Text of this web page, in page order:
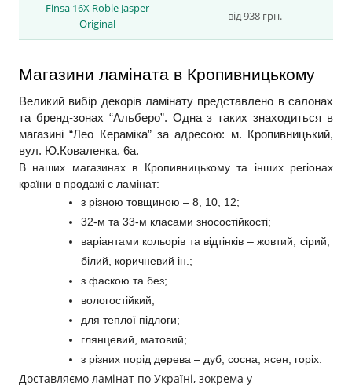
Finsa 16X Roble Jasper
Original
від 938 грн.
Магазини ламіната в Кропивницькому
Великий вибір декорів ламінату представлено в салонах
та бренд-зонах “Альберо”. Одна з таких знаходиться в
магазині “Лео Кераміка” за адресою: м. Кропивницький,
вул. Ю.Коваленка, 6а.
В наших магазинах в Кропивницькому та інших регіонах
країни в продажі є ламінат:
з різною товщиною – 8, 10, 12;
32-м та 33-м класами зносостійкості;
варіантами кольорів та відтінків – жовтий, сірий,
білий, коричневий ін.;
з фаскою та без;
вологостійкий;
для теплої підлоги;
глянцевий, матовий;
з різних порід дерева – дуб, сосна, ясен, горіх.
Доставляємо ламінат по Україні, зокрема у